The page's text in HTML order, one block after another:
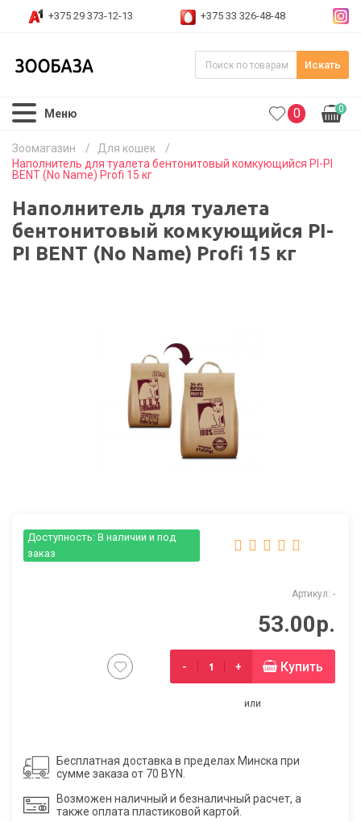
+375 29 373-12-13 +375 33 326-48-48
Искать
Меню 0 0
Зоомагазин / Для кошек
/
Наполнитель для туалета бентонитовый комкующийся PI-PI
BENT (No Name) Profi 15 кг
Наполнитель для туалета
бентонитовый комкующийся PI-
PI BENT (No Name) Profi 15 кг
Доступность: В наличии и под
заказ
Артикул: -
53.00р.
- + Купить
или
Бесплатная доставка в пределах Минска при
сумме заказа от 70 BYN.
Возможен наличный и безналичный расчет, а
также оплата пластиковой картой.